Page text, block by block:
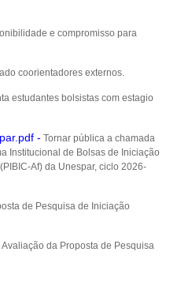
e compromisso para
coorientadores externos.
estudantes bolsistas com estagio
- Tornar pública a chamada
Institucional de Bolsas de Iniciação
Af) da Unespar, ciclo 2026-
de Pesquisa de Iniciação
da Proposta de Pesquisa